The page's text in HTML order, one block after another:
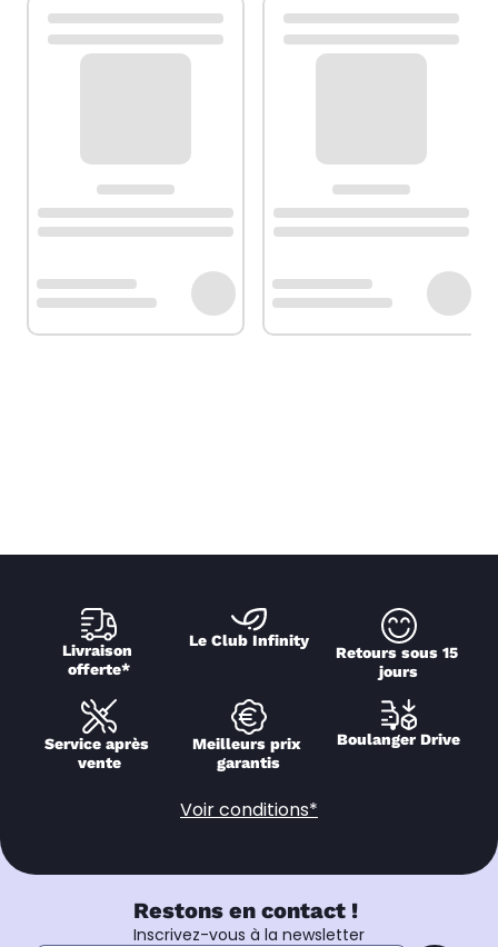
Livraison
offerte*
Le Club Infinity
Retours sous 15
jours
Service après
vente
Meilleurs prix
garantis
Boulanger Drive
Voir conditions*
Restons en contact !
Inscrivez-vous à la newsletter